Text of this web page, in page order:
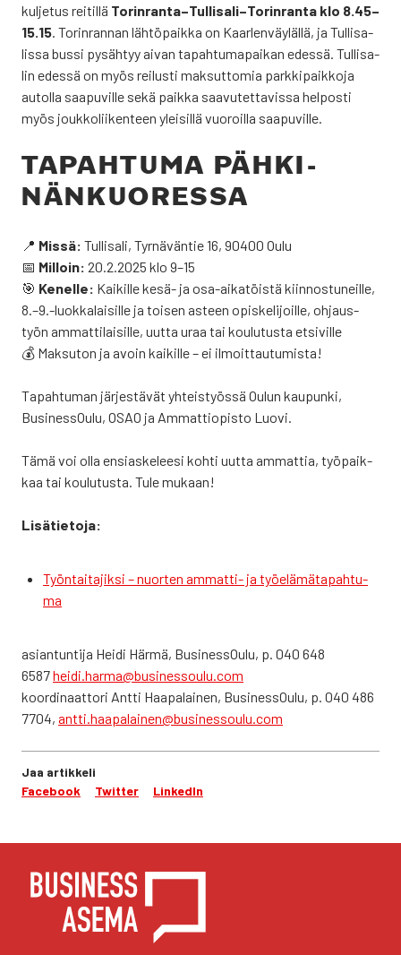
kul­je­tus rei­til­lä Torinranta–Tullisali–Torinranta klo 8.45–
15.15. Torin­ran­nan läh­tö­paik­ka on Kaar­len­väy­läl­lä, ja Tul­li­sa­
lis­sa bus­si pysäh­tyy aivan tapah­tu­ma­pai­kan edes­sä. Tul­li­sa­
lin edes­sä on myös rei­lus­ti mak­sut­to­mia park­ki­paik­ko­ja
autol­la saa­pu­vil­le sekä paik­ka saa­vu­tet­ta­vis­sa hel­pos­ti
myös jouk­ko­lii­ken­teen ylei­sil­lä vuo­roil­la saa­pu­vil­le.
TAPAH­TU­MA PÄH­KI­
NÄN­KUO­RES­SA
📍 Mis­sä: Tul­li­sa­li, Tyr­nä­vän­tie 16, 90400 Oulu
📅 Mil­loin: 20.2.2025 klo 9–15
🎯 Kenel­le: Kai­kil­le kesä- ja osa-aika­töis­tä kiin­nos­tu­neil­le,
8.–9.-luokkalaisille ja toi­sen asteen opis­ke­li­joil­le, ohjaus­
työn ammat­ti­lai­sil­le, uut­ta uraa tai kou­lu­tus­ta etsi­vil­le
💰 Mak­su­ton ja avoin kai­kil­le – ei ilmoit­tau­tu­mis­ta!
Tapah­tu­man jär­jes­tä­vät yhteis­työs­sä Oulun kau­pun­ki,
Business­Oulu, OSAO ja Ammat­tio­pis­to Luo­vi.
Tämä voi olla ensias­ke­lee­si koh­ti uut­ta ammat­tia, työ­paik­
kaa tai kou­lu­tus­ta. Tule mukaan!
Lisä­tie­to­ja:
Työn­tai­ta­jik­si – nuor­ten ammat­ti- ja työ­elä­mä­ta­pah­tu­
ma
asian­tun­ti­ja Hei­di Här­mä, Business­Oulu, p. 040 648
6587heidi.harma@businessoulu.com
koor­di­naat­to­ri Ant­ti Haa­pa­lai­nen, Business­Oulu, p. 040 486
7704, antti.haapalainen@businessoulu.com
Jaa artikkeli
Facebook
Twitter LinkedIn
YHTEYS­TIE­DOT